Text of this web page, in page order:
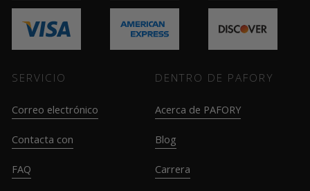
SERVICIO
Correo electrónico
Contacta con
FAQ
DENTRO DE PAFORY
Acerca de PAFORY
Blog
Carrera